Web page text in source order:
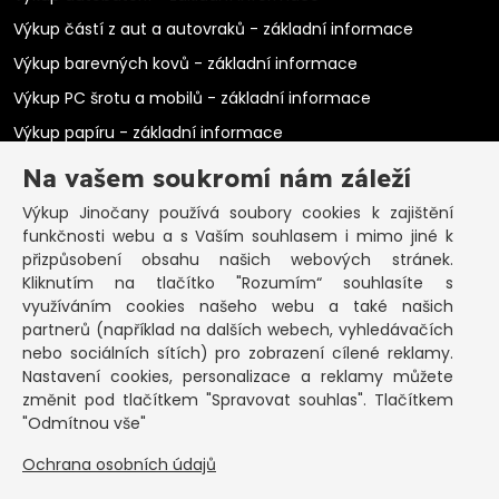
Výkup částí z aut a autovraků - základní informace
Výkup barevných kovů - základní informace
Výkup PC šrotu a mobilů - základní informace
Výkup papíru - základní informace
Výkup elektromotorů - základní informace
PRAKTICKÉ INFORMACE
Pozastavená živnost
Co vykoupíme na občanku?
Podmínky výkupu
Formuláře ke stažení
SEPNO - návod
Ochrana osobních údajů a informace cookies
KONTAKT
Na vašem soukromí nám záleží
Výkup Jinočany používá soubory cookies k zajištění
funkčnosti webu a s Vaším souhlasem i mimo jiné k
přizpůsobení obsahu našich webových stránek.
Kliknutím na tlačítko "Rozumím“ souhlasíte s
využíváním cookies našeho webu a také našich
partnerů (například na dalších webech, vyhledávačích
nebo sociálních sítích) pro zobrazení cílené reklamy.
Nastavení cookies, personalizace a reklamy můžete
změnit pod tlačítkem "Spravovat souhlas". Tlačítkem
"Odmítnou vše"
Ochrana osobních údajů